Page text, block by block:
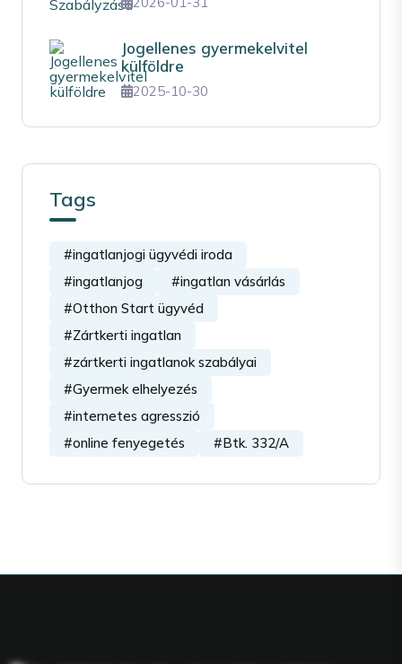
Jogellenes gyermekelvitel
külföldre
2025-10-30
Tags
#ingatlanjogi ügyvédi iroda
#ingatlanjog
#ingatlan vásárlás
#Otthon Start ügyvéd
#Zártkerti ingatlan
#zártkerti ingatlanok szabályai
#Gyermek elhelyezés
#internetes agresszió
#online fenyegetés
#Btk. 332/A